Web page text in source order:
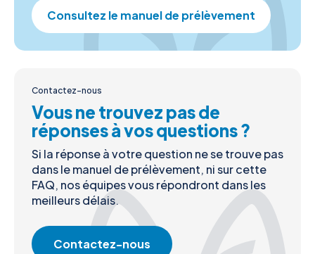
Consultez le manuel de prélèvement
Contactez-nous
Vous ne trouvez pas de
réponses à vos questions ?
Si la réponse à votre question ne se trouve pas
dans le manuel de prélèvement, ni sur cette
FAQ, nos équipes vous répondront dans les
meilleurs délais.
Contactez-nous